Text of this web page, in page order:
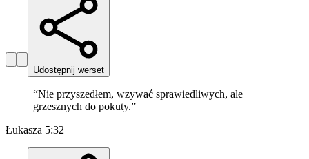
Udostępnij werset
“Nie przyszedłem, wzywać sprawiedliwych, ale
grzesznych do pokuty.”
Łukasza 5:32